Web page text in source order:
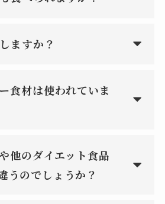
ますか？
食材は使われていま
他のダイエット食品
うのでしょうか？